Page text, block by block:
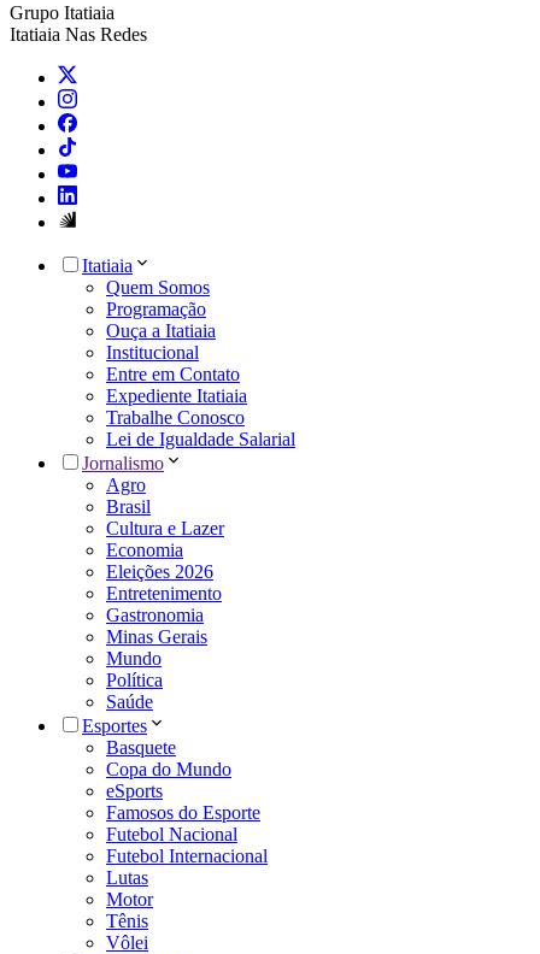
Grupo Itatiaia
Itatiaia Nas Redes
Itatiaia
Quem Somos
Programação
Ouça a Itatiaia
Institucional
Entre em Contato
Expediente Itatiaia
Trabalhe Conosco
Lei de Igualdade Salarial
Jornalismo
Agro
Brasil
Cultura e Lazer
Economia
Eleições 2026
Entretenimento
Gastronomia
Minas Gerais
Mundo
Política
Saúde
Esportes
Basquete
Copa do Mundo
eSports
Famosos do Esporte
Futebol Nacional
Futebol Internacional
Lutas
Motor
Tênis
Vôlei